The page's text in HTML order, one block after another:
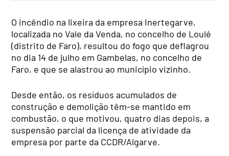
O incêndio na lixeira da empresa Inertegarve,
localizada no Vale da Venda, no concelho de Loulé
(distrito de Faro), resultou do fogo que deflagrou
no dia 14 de julho em Gambelas, no concelho de
Faro, e que se alastrou ao município vizinho.
Desde então, os resíduos acumulados de
construção e demolição têm-se mantido em
combustão, o que motivou, quatro dias depois, a
suspensão parcial da licença de atividade da
empresa por parte da CCDR/Algarve.